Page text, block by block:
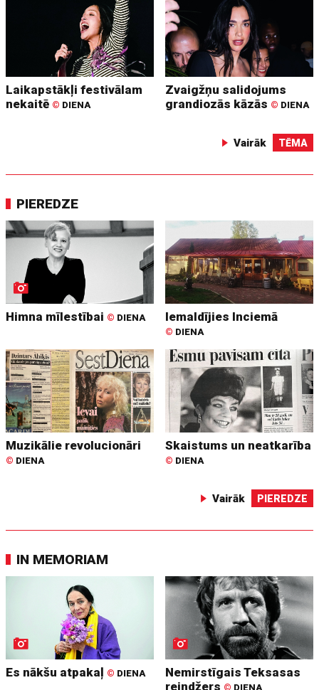
Laikapstākļi festivālam
nekaitē © DIENA
Zvaigžņu salidojums
grandiozās kāzās © DIENA
Vairāk TĒMA
PIEREDZE
Himna mīlestībai © DIENA Iemaldījies Inciemā
© DIENA
Muzikālie revolucionāri
© DIENA
Skaistums un neatkarība
© DIENA
Vairāk PIEREDZE
IN MEMORIAM
Es nākšu atpakaļ © DIENA
Nemirstīgais Teksasas
reindžers © DIENA